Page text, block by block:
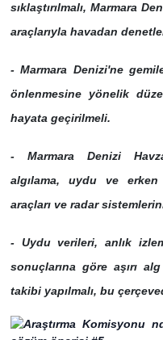
sıklaştırılmalı, Marmara
araçlarıyla havadan
- Marmara Denizi'ne
önlenmesine yönelik
hayata geçirilmeli.
- Marmara Denizi
algılama, uydu ve
araçları ve radar
- Uydu verileri, anlık
sonuçlarına göre aşırı
takibi yapılmalı, bu